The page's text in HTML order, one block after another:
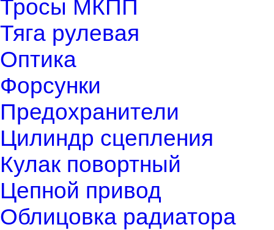
Тросы МКПП
Тяга рулевая
Оптика
Форсунки
Предохранители
Цилиндр сцепления
Кулак повортный
Цепной привод
Облицовка радиатора